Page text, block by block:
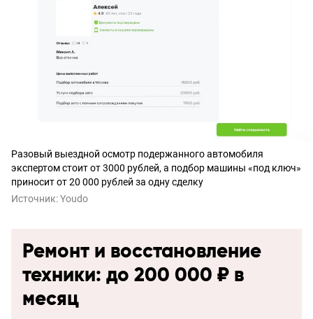
Разовый выездной осмотр подержанного автомобиля
экспертом стоит от 3000 рублей, а подбор машины «под ключ»
приносит от 20 000 рублей за одну сделку
Источник:Youdo
Ремонт и восстановление
техники: до 200 000 ₽ в
месяц